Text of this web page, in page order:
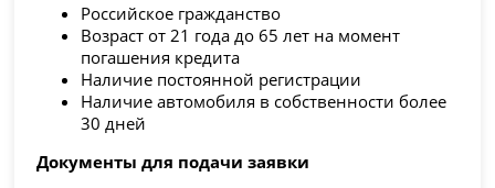
Российское гражданство
Возраст от 21 года до 65 лет на момент
погашения кредита
Наличие постоянной регистрации
Наличие автомобиля в собственности более
30 дней
Документы для подачи заявки